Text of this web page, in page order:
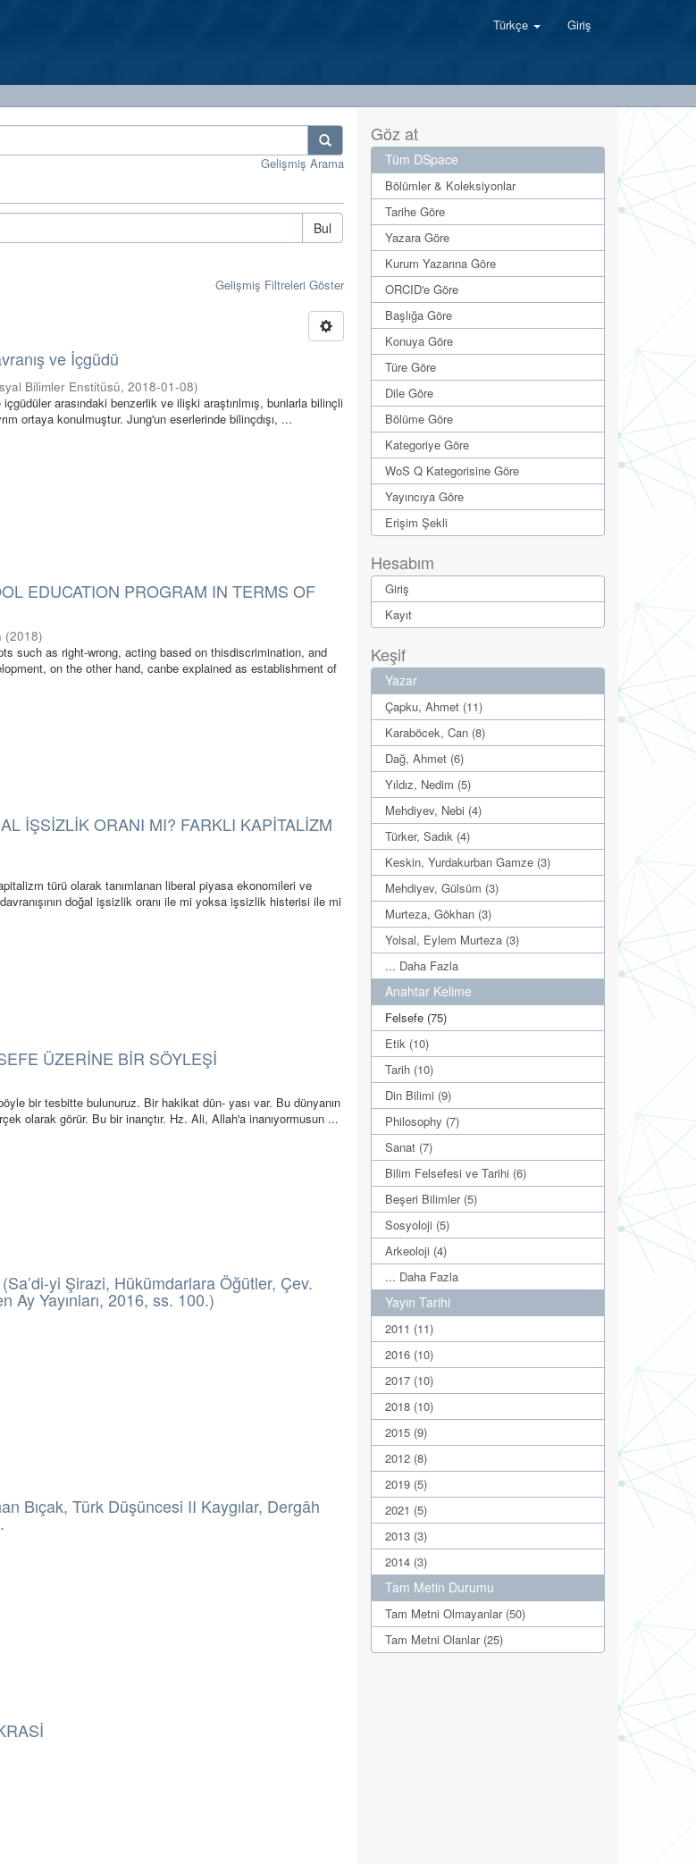
Türkçe Giriş
Gelişmiş Arama
Bul
Gelişmiş Filtreleri Göster
ve İçgüdü
Bilimler Enstitüsü,2018-01-08)
arasındaki benzerlik ve ilişki araştırılmış, bunlarla bilinçli
ortaya konulmuştur. Jung'un eserlerinde bilinçdışı, ...
EDUCATION PROGRAM IN TERMS OF
(2018)
such as right-wrong, acting based on thisdiscrimination, and
on the other hand, canbe explained as establishment of
İŞSİZLİK ORANI MI? FARKLI KAPİTALİZM
türü olarak tanımlanan liberal piyasa ekonomileri ve
doğal işsizlik oranı ile mi yoksa işsizlik histerisi ile mi
ÜZERİNE BİR SÖYLEŞİ
bir tesbitte bulunuruz. Bir hakikat dün- yası var. Bu dünyanın
olarak görür. Bu bir inançtır. Hz. Ali, Allah'a inanıyormusun ...
yi Şirazi, Hükümdarlara Öğütler, Çev.
Ay Yayınları, 2016, ss. 100.)
Bıçak, Türk Düşüncesi II Kaygılar, Dergâh
Göz at
Tüm DSpace
Bölümler & Koleksiyonlar
Tarihe Göre
Yazara Göre
Kurum Yazarına Göre
ORCID'e Göre
Başlığa Göre
Konuya Göre
Türe Göre
Dile Göre
Bölüme Göre
Kategoriye Göre
WoS Q Kategorisine Göre
Yayıncıya Göre
Erişim Şekli
Hesabım
Giriş
Kayıt
Keşif
Yazar
Çapku, Ahmet (11)
Karaböcek, Can (8)
Dağ, Ahmet (6)
Yıldız, Nedim (5)
Mehdiyev, Nebi (4)
Türker, Sadık (4)
Keskin, Yurdakurban Gamze (3)
Mehdiyev, Gülsüm (3)
Murteza, Gökhan (3)
Yolsal, Eylem Murteza (3)
... Daha Fazla
Anahtar Kelime
Felsefe (75)
Etik (10)
Tarih (10)
Din Bilimi (9)
Philosophy (7)
Sanat (7)
Bilim Felsefesi ve Tarihi (6)
Beşeri Bilimler (5)
Sosyoloji (5)
Arkeoloji (4)
... Daha Fazla
Yayın Tarihi
2011 (11)
2016 (10)
2017 (10)
2018 (10)
2015 (9)
2012 (8)
2019 (5)
2021 (5)
2013 (3)
2014 (3)
Tam Metin Durumu
Tam Metni Olmayanlar (50)
Tam Metni Olanlar (25)